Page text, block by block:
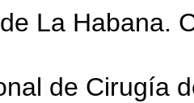
La Habana.
de Cirugía